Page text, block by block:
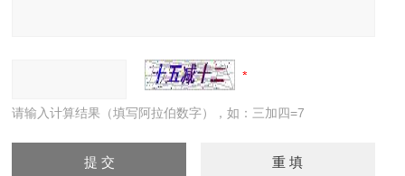
请输入计算结果（填写阿拉伯数字），如：三加四=7